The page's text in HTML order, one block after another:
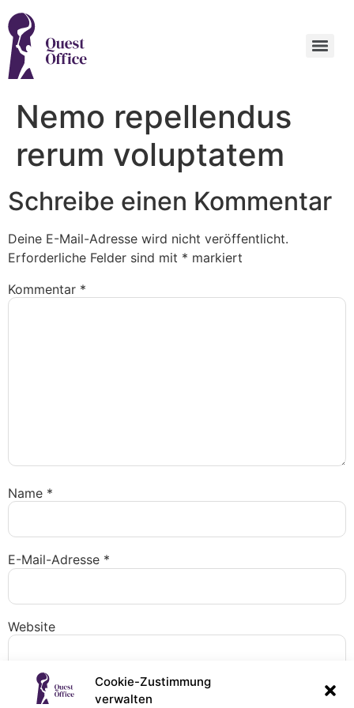
Cookie-Zustimmung
verwalten
Nemo repellendus
rerum voluptatem
Schreibe einen Kommentar
Deine E-Mail-Adresse wird nicht veröffentlicht.
Erforderliche Felder sind mit * markiert
Kommentar *
Name *
E-Mail-Adresse *
Website